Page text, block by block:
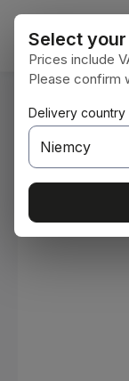
Przejdź do głównej
Jesteś tutaj: Home
Farby i lakiery
Pomiń galerię zdjęć
Select
Prices include
Please confirm
Delivery country